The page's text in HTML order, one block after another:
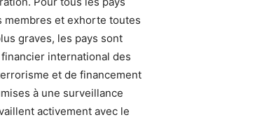
membres et exhorte toutes
graves, les pays sont
international des
et de financement
à une surveillance
activement avec le